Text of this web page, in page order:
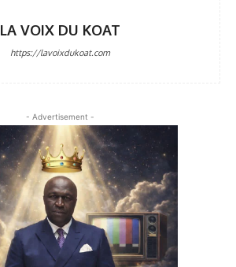
LA VOIX DU KOAT
https://lavoixdukoat.com
- Advertisement -